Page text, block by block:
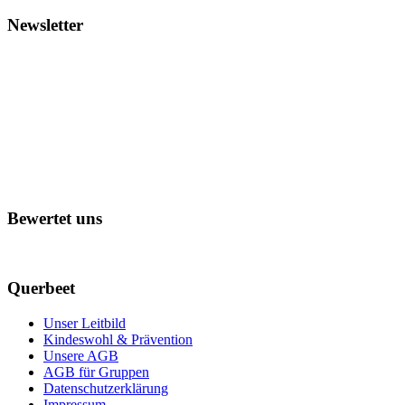
Newsletter
Bewertet uns
Querbeet
Unser Leitbild
Kindeswohl & Prävention
Unsere AGB
AGB für Gruppen
Datenschutzerklärung